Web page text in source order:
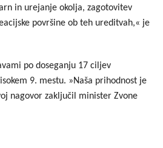
in urejanje okolja, zagotovitev
površine ob teh ureditvah,« je
po doseganju 17 ciljev
9. mestu. »Naša prihodnost je
nagovor zaključil minister Zvone